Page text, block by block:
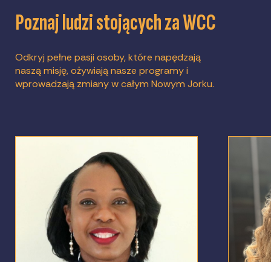
Poznaj ludzi stojących za WCC
Odkryj pełne pasji osoby, które napędzają
naszą misję, ożywiają nasze programy i
wprowadzają zmiany w całym Nowym Jorku.